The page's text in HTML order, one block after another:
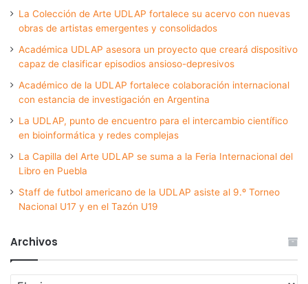
La Colección de Arte UDLAP fortalece su acervo con nuevas
obras de artistas emergentes y consolidados
Académica UDLAP asesora un proyecto que creará dispositivo
capaz de clasificar episodios ansioso-depresivos
Académico de la UDLAP fortalece colaboración internacional
con estancia de investigación en Argentina
La UDLAP, punto de encuentro para el intercambio científico
en bioinformática y redes complejas
La Capilla del Arte UDLAP se suma a la Feria Internacional del
Libro en Puebla
Staff de futbol americano de la UDLAP asiste al 9.º Torneo
Nacional U17 y en el Tazón U19
Archivos
Archivos